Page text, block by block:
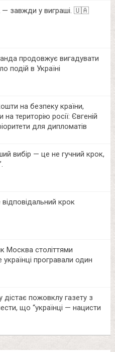
— завжди у виграші. 🇺🇦
продовжує вигадувати
подій в Україні
на безпеку країни,
на територію росії: Євгеній
для дипломатів
вибір — це не гучний крок,
крок
Москва століттями
програвали один
пожовклу газету з
що “українці — нацисти